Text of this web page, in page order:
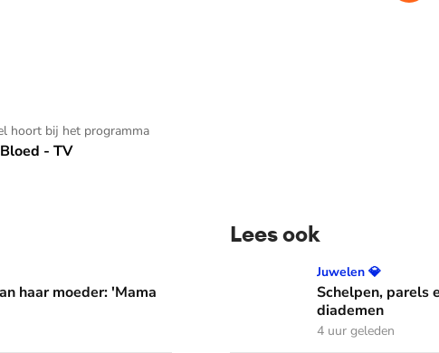
hoort bij het programma
- TV
'Mama waarom huil je?'
haar moeder: 'Mama
Lees ook
Schelpen, parels en bloemen:
Juwelen 💎
Schelpen, parels
diademen
4 uur geleden